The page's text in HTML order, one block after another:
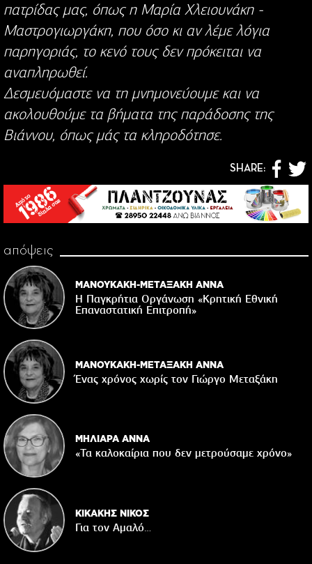
πατρίδας μας, όπως η Μαρία Χλειουνάκη -
Μαστρογιωργάκη, που όσο κι αν λέμε λόγια
παρηγοριάς, το κενό τους δεν πρόκειται να
αναπληρωθεί.
Δεσμευόμαστε να τη μνημονεύουμε και να
ακολουθούμε τα βήματα της παράδοσης της
Βιάννου, όπως μάς τα κληροδότησε.
SHARE:
απόψεις
ΜΑΝΟΥΚΑΚΗ-ΜΕΤΑΞΑΚΗ ΑΝΝΑ
Η Παγκρήτια Οργάνωση «Κρητική Εθνική
Επαναστατική Eπιτροπή»
ΜΑΝΟΥΚΑΚΗ-ΜΕΤΑΞΑΚΗ ΑΝΝΑ
Ένας χρόνος χωρίς τον Γιώργο Μεταξάκη
ΜΗΛΙΑΡΑ ΑΝΝΑ
«Τα καλοκαίρια που δεν μετρούσαμε χρόνο»
ΚΙΚΑΚΗΣ ΝΙΚΟΣ
Για τον Αμαλό…